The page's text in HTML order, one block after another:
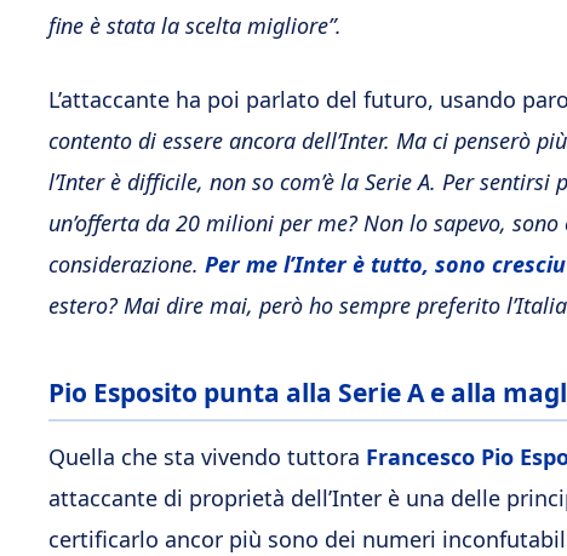
fine è stata la scelta migliore”.
L’attaccante ha poi parlato del futuro, usando
contento di essere ancora dell’Inter. Ma ci penserò
l’Inter è difficile, non so com’è la Serie A. Per
un’offerta da 20 milioni per me? Non lo sapevo,
considerazione. Per me l’Inter è tutto, sono
estero? Mai dire mai, però ho sempre preferito
Pio Esposito punta alla Serie A e alla
Quella che sta vivendo tuttora Francesco Pio
attaccante di proprietà dell’Inter è una delle
certificarlo ancor più sono dei numeri